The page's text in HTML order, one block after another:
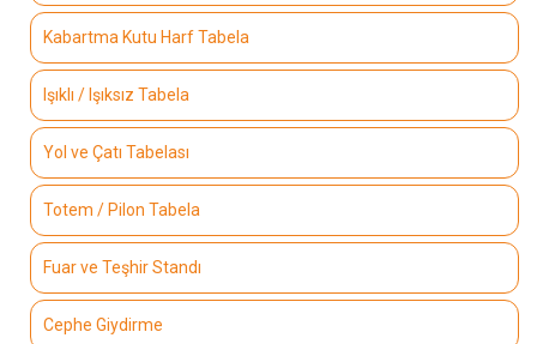
Kabartma Kutu Harf Tabela
Işıklı / Işıksız Tabela
Yol ve Çatı Tabelası
Totem / Pilon Tabela
Fuar ve Teşhir Standı
Cephe Giydirme